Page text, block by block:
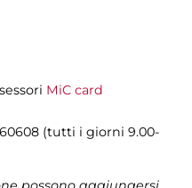
MiC card
(tutti i giorni 9.00-